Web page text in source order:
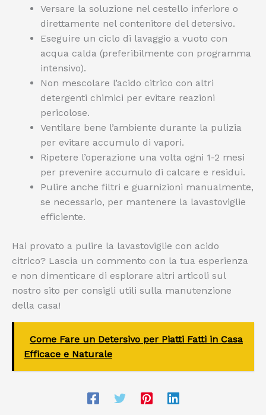
Versare la soluzione nel cestello inferiore o
direttamente nel contenitore del detersivo.
Eseguire un ciclo di lavaggio a vuoto con
acqua calda (preferibilmente con programma
intensivo).
Non mescolare l’acido citrico con altri
detergenti chimici per evitare reazioni
pericolose.
Ventilare bene l’ambiente durante la pulizia
per evitare accumulo di vapori.
Ripetere l’operazione una volta ogni 1-2 mesi
per prevenire accumulo di calcare e residui.
Pulire anche filtri e guarnizioni manualmente,
se necessario, per mantenere la lavastoviglie
efficiente.
Hai provato a pulire la lavastoviglie con acido
citrico? Lascia un commento con la tua esperienza
e non dimenticare di esplorare altri articoli sul
nostro sito per consigli utili sulla manutenzione
della casa!
Come Fare un Detersivo per Piatti Fatti in Casa
Efficace e Naturale